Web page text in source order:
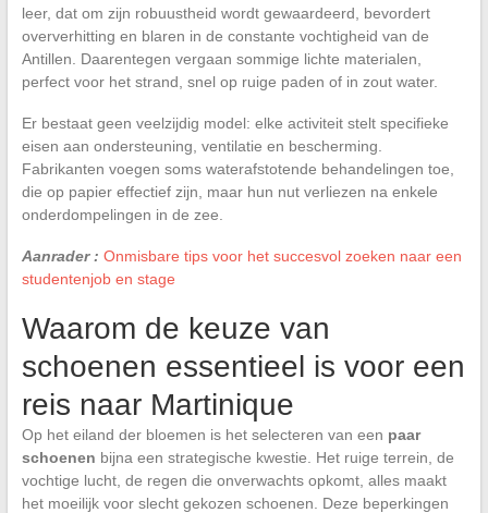
leer, dat om zijn robuustheid wordt gewaardeerd, bevordert
oververhitting en blaren in de constante vochtigheid van de
Antillen. Daarentegen vergaan sommige lichte materialen,
perfect voor het strand, snel op ruige paden of in zout water.
Er bestaat geen veelzijdig model: elke activiteit stelt specifieke
eisen aan ondersteuning, ventilatie en bescherming.
Fabrikanten voegen soms waterafstotende behandelingen toe,
die op papier effectief zijn, maar hun nut verliezen na enkele
onderdompelingen in de zee.
Aanrader : Onmisbare tips voor het succesvol zoeken naar een
studentenjob en stage
Waarom de keuze van
schoenen essentieel is voor een
reis naar Martinique
Op het eiland der bloemen is het selecteren van een paar
schoenen bijna een strategische kwestie. Het ruige terrein, de
vochtige lucht, de regen die onverwachts opkomt, alles maakt
het moeilijk voor slecht gekozen schoenen. Deze beperkingen